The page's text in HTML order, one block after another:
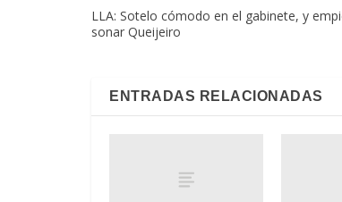
LLA: Sotelo cómodo en el gabinete, y
sonar Queijeiro
ENTRADAS RELACIONADAS